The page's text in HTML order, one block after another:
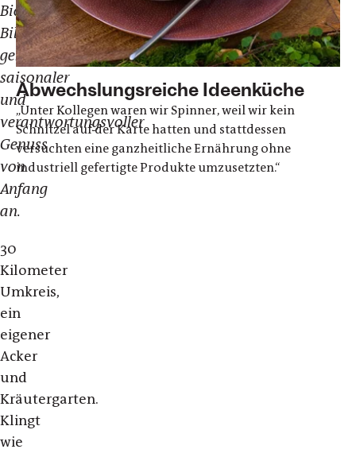
Bio-
Bibel
gelingt
saisonaler
und
verantwortungsvoller
Genuss
von
Anfang
an.
30
Kilometer
Umkreis,
ein
eigener
Acker
und
Kräutergarten.
Klingt
wie
Abwechslungsreiche Ideenküche
„Unter Kollegen waren wir Spinner, weil wir kein
Schnitzel auf der Karte hatten und stattdessen
versuchten eine ganzheitliche Ernährung ohne
industriell gefertigte Produkte umzusetzten.“